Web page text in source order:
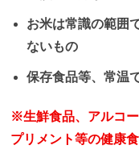
お米は常識の範囲
ないもの
保存食品等、常温
※生鮮食品、アルコ
プリメント等の健康